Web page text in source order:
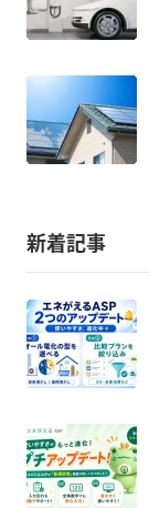
新着記事